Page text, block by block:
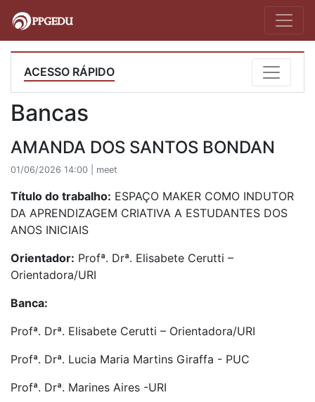
ACESSO RÁPIDO
Bancas
AMANDA DOS SANTOS BONDAN
01/06/2026 14:00 | meet
Título do trabalho: ESPAÇO MAKER COMO INDUTOR
DA APRENDIZAGEM CRIATIVA A ESTUDANTES DOS
ANOS INICIAIS
Orientador: Profª. Drª. Elisabete Cerutti –
Orientadora/URI
Banca:
Profª. Drª. Elisabete Cerutti – Orientadora/URI
Profª. Drª. Lucia Maria Martins Giraffa - PUC
Profª. Drª. Marines Aires -URI